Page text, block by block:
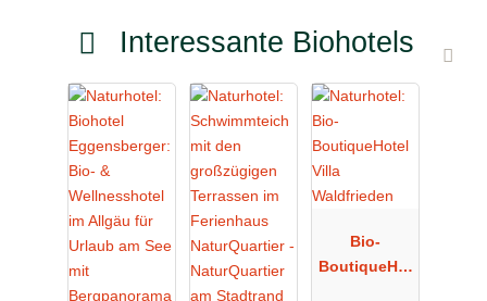
Interessante Biohotels
Bio-
BoutiqueHot